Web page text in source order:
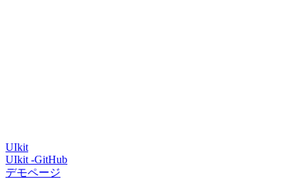
UIkit
UIkit -GitHub
デモページ